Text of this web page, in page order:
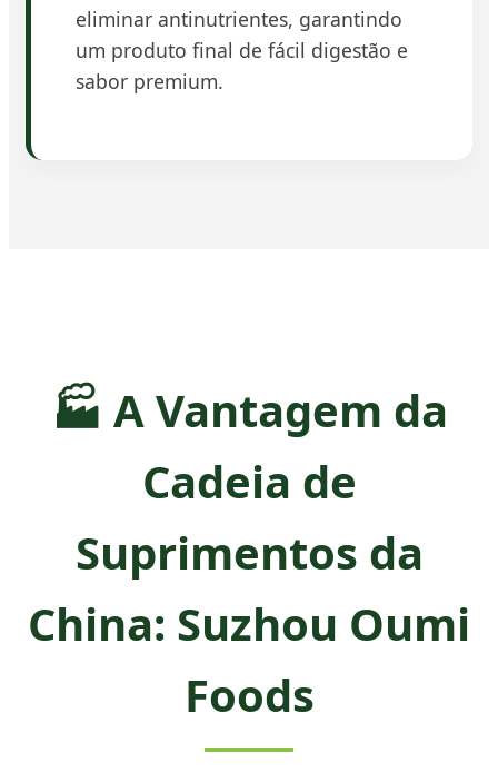
eliminar antinutrientes, garantindo
um produto final de fácil digestão e
sabor premium.
🏭 A Vantagem da
Cadeia de
Suprimentos da
China: Suzhou Oumi
Foods